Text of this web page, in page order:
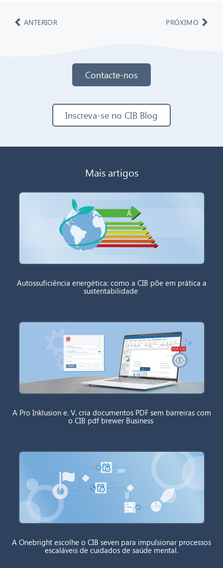
ANTERIOR PRÓXIMO
Contacte-nos
Inscreva-se no CIB Blog
Mais artigos
Autossuficiência energética: como a CIB põe em prática a
sustentabilidade
A Pro Inklusion e. V. cria documentos PDF sem barreiras com
o CIB pdf brewer Business
A Onebright escolhe o CIB seven para impulsionar processos
escaláveis de cuidados de saúde mental.